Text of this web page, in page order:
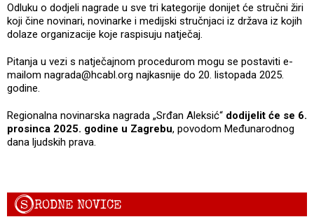
Odluku o dodjeli nagrade u sve tri kategorije donijet će stručni žiri
koji čine novinari, novinarke i medijski stručnjaci iz država iz kojih
dolaze organizacije koje raspisuju natječaj.
Pitanja u vezi s natječajnom procedurom mogu se postaviti e-
mailom nagrada@hcabl.org najkasnije do 20. listopada 2025.
godine.
Regionalna novinarska nagrada „Srđan Aleksić“ dodijelit će se 6.
prosinca 2025. godine u Zagrebu, povodom Međunarodnog
dana ljudskih prava.
SRODNE NOVICE